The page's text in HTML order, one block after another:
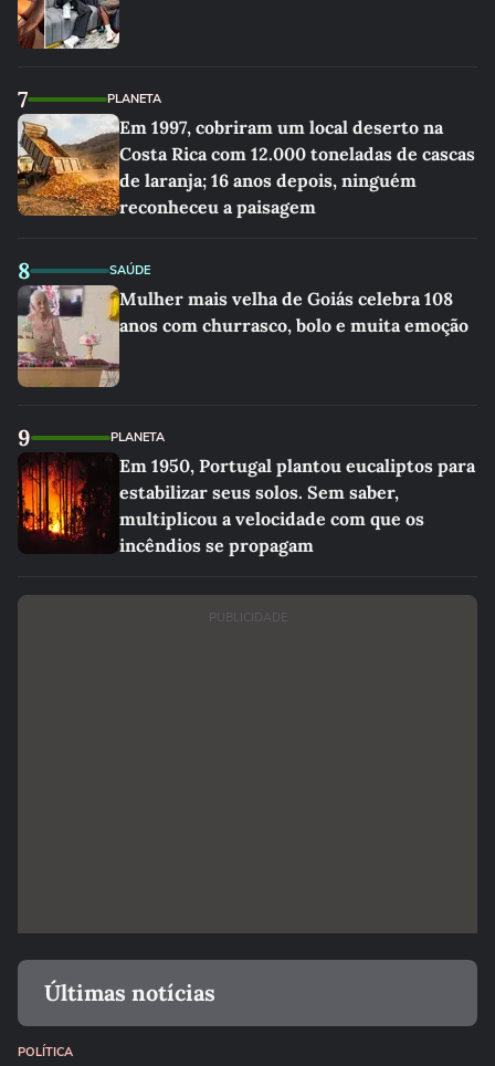
7 PLANETA
Em 1997, cobriram um local deserto na
Costa Rica com 12.000 toneladas de cascas
de laranja; 16 anos depois, ninguém
reconheceu a paisagem
8 SAÚDE
Mulher mais velha de Goiás celebra 108
anos com churrasco, bolo e muita emoção
9 PLANETA
Em 1950, Portugal plantou eucaliptos para
estabilizar seus solos. Sem saber,
multiplicou a velocidade com que os
incêndios se propagam
PUBLICIDADE
Últimas notícias
POLÍTICA